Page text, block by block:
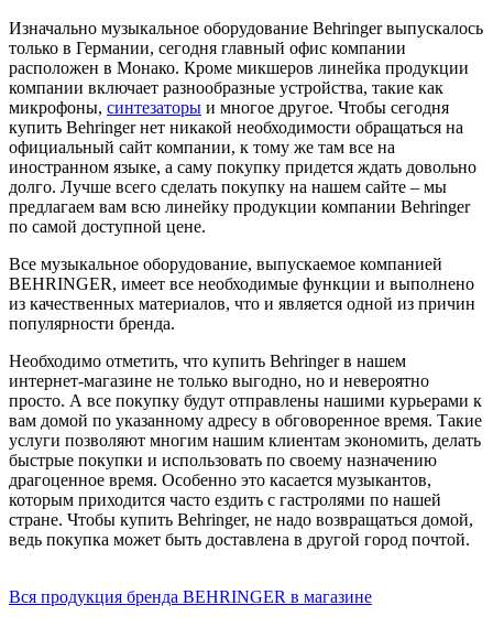
Изначально музыкальное оборудование Behringer выпускалось
только в Германии, сегодня главный офис компании
расположен в Монако. Кроме микшеров линейка продукции
компании включает разнообразные устройства, такие как
микрофоны, синтезаторы и многое другое. Чтобы сегодня
купить Behringer нет никакой необходимости обращаться на
официальный сайт компании, к тому же там все на
иностранном языке, а саму покупку придется ждать довольно
долго. Лучше всего сделать покупку на нашем сайте – мы
предлагаем вам всю линейку продукции компании Behringer
по самой доступной цене.
Все музыкальное оборудование, выпускаемое компанией
BEHRINGER, имеет все необходимые функции и выполнено
из качественных материалов, что и является одной из причин
популярности бренда.
Необходимо отметить, что купить Behringer в нашем
интернет-магазине не только выгодно, но и невероятно
просто. А все покупку будут отправлены нашими курьерами к
вам домой по указанному адресу в обговоренное время. Такие
услуги позволяют многим нашим клиентам экономить, делать
быстрые покупки и использовать по своему назначению
драгоценное время. Особенно это касается музыкантов,
которым приходится часто ездить с гастролями по нашей
стране. Чтобы купить Behringer, не надо возвращаться домой,
ведь покупка может быть доставлена в другой город почтой.
Вся продукция бренда BEHRINGER в магазине